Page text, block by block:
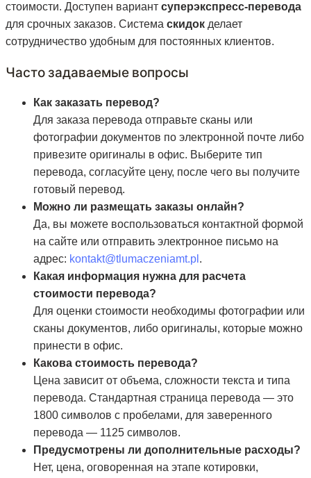
стоимости. Доступен вариант суперэкспресс-перевода
для срочных заказов. Система скидок делает
сотрудничество удобным для постоянных клиентов.
Часто задаваемые вопросы
Как заказать перевод?
Для заказа перевода отправьте сканы или
фотографии документов по электронной почте либо
привезите оригиналы в офис. Выберите тип
перевода, согласуйте цену, после чего вы получите
готовый перевод.
Можно ли размещать заказы онлайн?
Да, вы можете воспользоваться контактной формой
на сайте или отправить электронное письмо на
адрес: kontakt@tlumaczeniamt.pl .
Какая информация нужна для расчета
стоимости перевода?
Для оценки стоимости необходимы фотографии или
сканы документов, либо оригиналы, которые можно
принести в офис.
Какова стоимость перевода?
Цена зависит от объема, сложности текста и типа
перевода. Стандартная страница перевода — это
1800 символов с пробелами, для заверенного
перевода — 1125 символов.
Предусмотрены ли дополнительные расходы?
Нет, цена, оговоренная на этапе котировки,